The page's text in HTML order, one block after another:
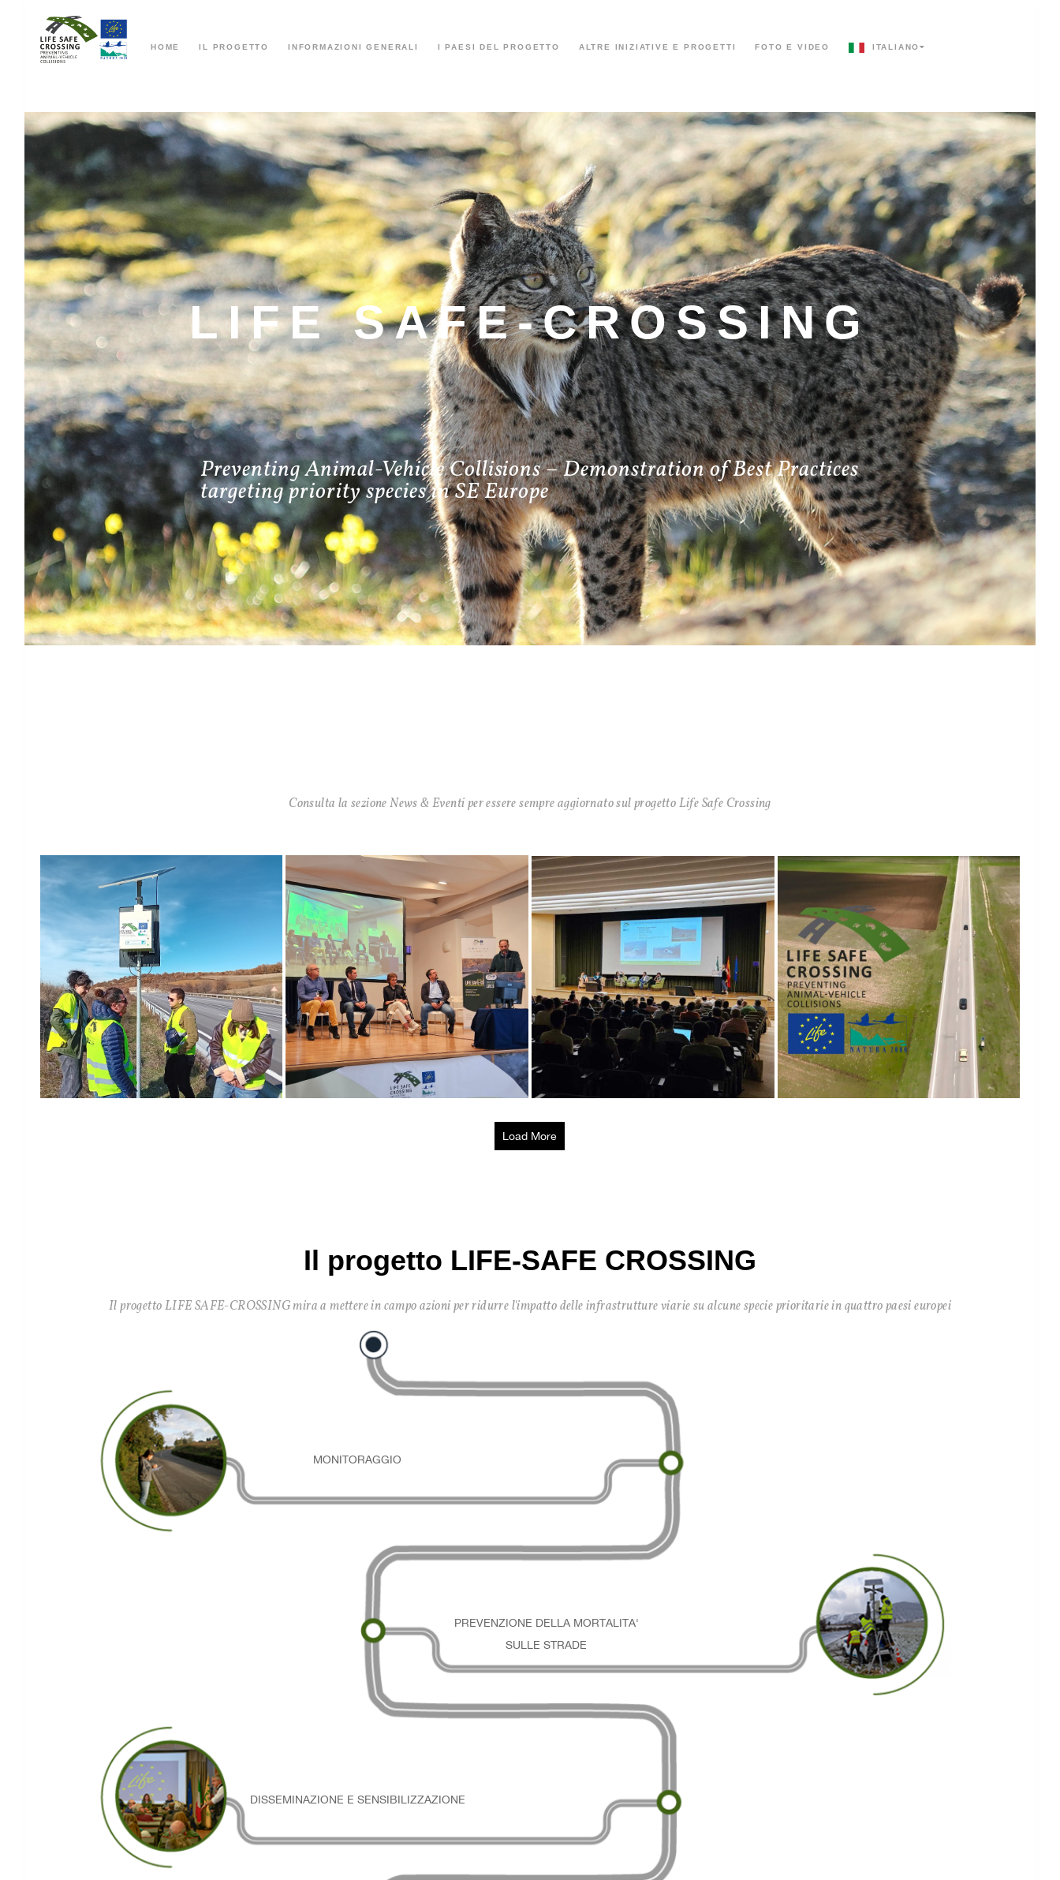
HOME IL PROGETTO INFORMAZIONI GENERALI I PAESI DEL PROGETTO ALTRE INIZIATIVE E PROGETTI FOTO E VIDEO ITALIANO
LIFE SAFE-CROSSING
Preventing Animal-Vehicle Collisions – Demonstration of Best Practices
targeting priority species in SE Europe
Consulta la sezione News & Eventi per essere sempre aggiornato sul progetto Life Safe Crossing
Load More
Il progetto LIFE-SAFE CROSSING
Il progetto LIFE SAFE-CROSSING mira a mettere in campo azioni per ridurre l'impatto delle infrastrutture viarie su alcune specie prioritarie in quattro paesi europei
MONITORAGGIO
PREVENZIONE DELLA MORTALITA'
SULLE STRADE
DISSEMINAZIONE E SENSIBILIZZAZIONE